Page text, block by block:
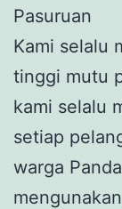
Pasuruan
Kami selalu
tinggi mutu
kami selalu
setiap
warga